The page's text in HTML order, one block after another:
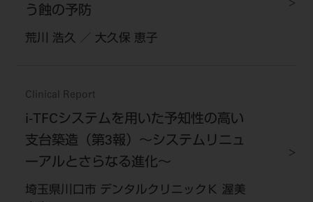
う蝕の予防
荒川 浩久 ／ 大久保 恵子
Clinical Report
i-TFCシステムを用いた予知性の高い
支台築造（第3報）～システムリニュ
ーアルとさらなる進化～
埼玉県川口市 デンタルクリニックＫ 渥美